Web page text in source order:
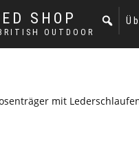
SHOP
OUTDOOR
mit